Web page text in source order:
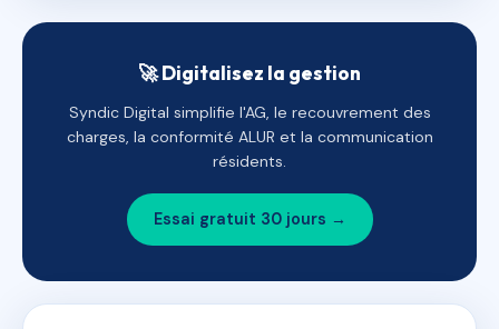
🚀 Digitalisez la gestion
Syndic Digital simplifie l'AG, le recouvrement des
charges, la conformité ALUR et la communication
résidents.
Essai gratuit 30 jours →